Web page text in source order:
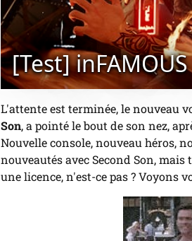
[Test]
L'attente est terminée, le nouveau
Son, a pointé le bout de son nez,
Nouvelle console, nouveau héros,
nouveautés avec Second Son,
une licence, n'est-ce pas ? Voyons